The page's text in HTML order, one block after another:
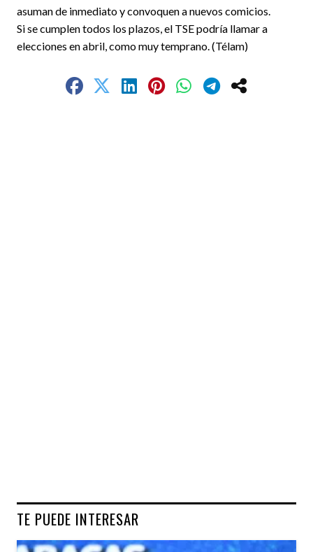
asuman de inmediato y convoquen a nuevos comicios.
Si se cumplen todos los plazos, el TSE podría llamar a
elecciones en abril, como muy temprano. (Télam)
TE PUEDE INTERESAR